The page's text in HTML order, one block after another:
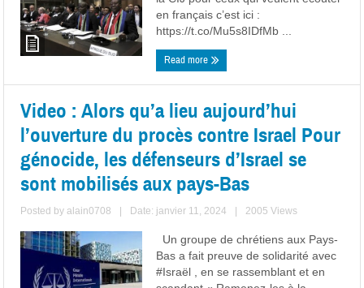
en français c’est ici :
https://t.co/Mu5s8IDfMb ...
Read more
Video : Alors qu’a lieu aujourd’hui
l’ouverture du procès contre Israel Pour
génocide, les défenseurs d’Israel se
sont mobilisés aux pays-Bas
Posted byalain0708 Date: janvier 11, 2024 2005 Views
Un groupe de chrétiens aux Pays-
Bas a fait preuve de solidarité avec
#Israël , en se rassemblant et en